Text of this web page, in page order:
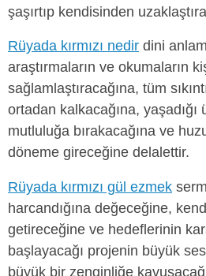
şaşırtıp kendisinden
Rüyada kırmızı nedir dini
araştırmaların ve okumaların
sağlamlaştıracağına, tüm
ortadan kalkacağına,
mutluluğa bırakacağına ve
döneme gireceğine delalettir.
Rüyada kırmızı gül ezmek
harcandığına değeceğine,
getireceğine ve hedeflerinin
başlayacağı projenin büyük
büyük bir zenginliğe